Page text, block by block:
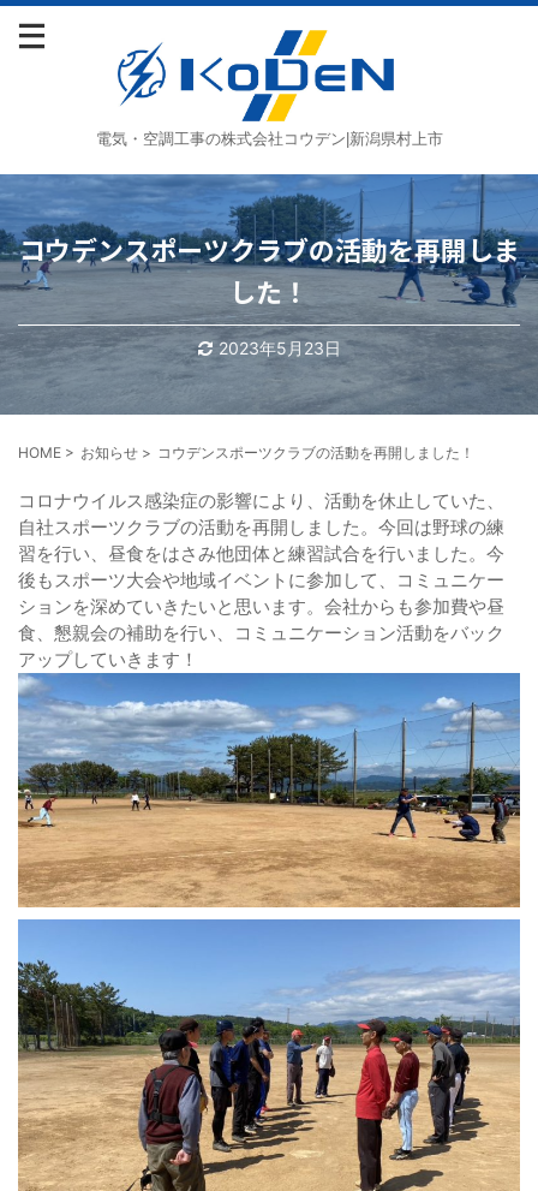
電気・空調工事の株式会社コウデン|新潟県村上市
コウデンスポーツクラブの活動を再開しま
した！
2023年5月23日
HOME > お知らせ > コウデンスポーツクラブの活動を再開しました！
コロナウイルス感染症の影響により、活動を休止していた、
自社スポーツクラブの活動を再開しました。今回は野球の練
習を行い、昼食をはさみ他団体と練習試合を行いました。今
後もスポーツ大会や地域イベントに参加して、コミュニケー
ションを深めていきたいと思います。会社からも参加費や昼
食、懇親会の補助を行い、コミュニケーション活動をバック
アップしていきます！